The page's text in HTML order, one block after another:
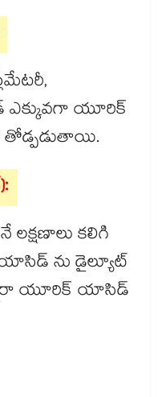
ఎక్కువగా యూరిక్
కలిగి
ను డైల్యూట్
యూరిక్ యాసిడ్